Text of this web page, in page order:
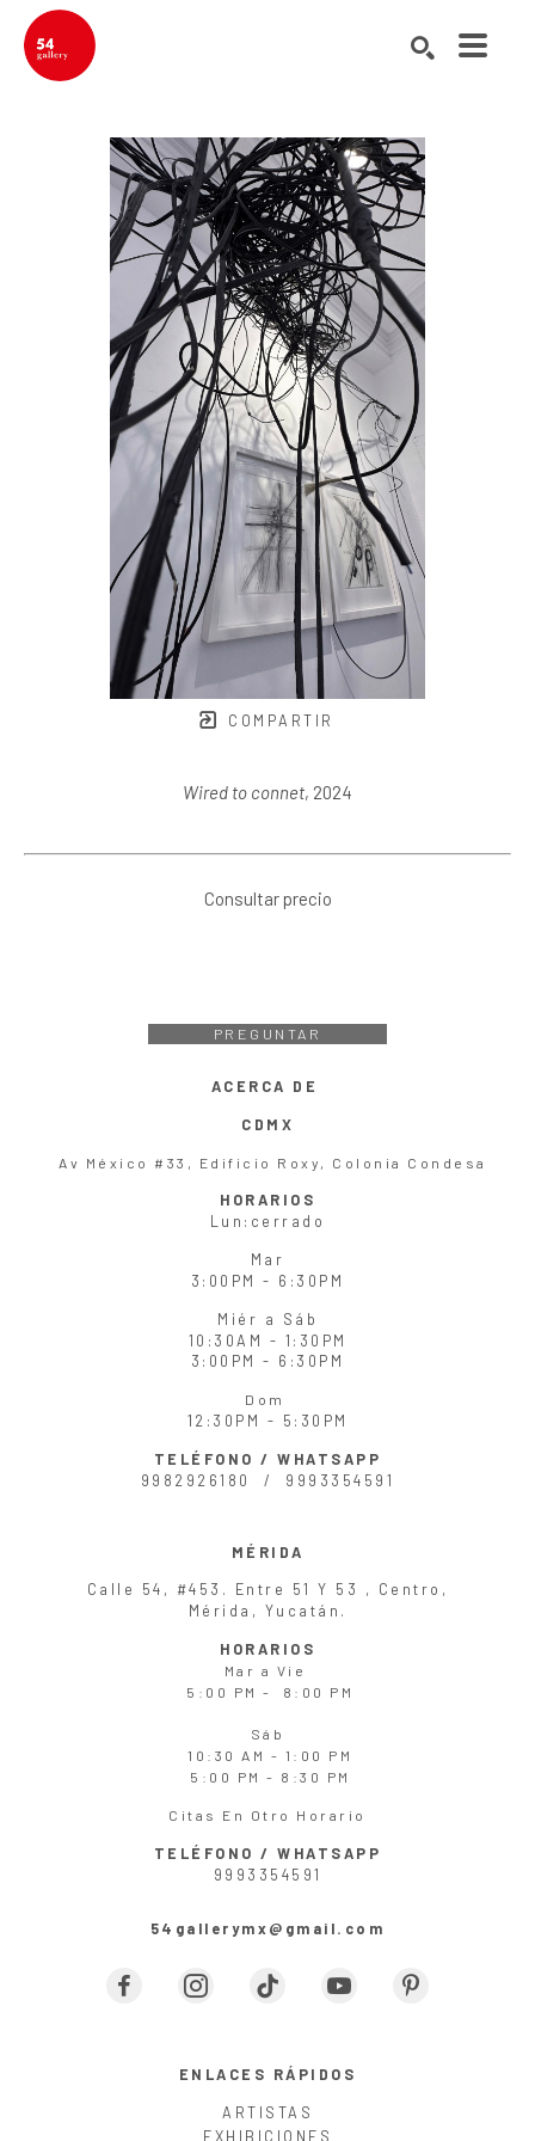
COMPARTIR
Wired to connet, 2024
Consultar precio
PREGUNTAR
ACERCA DE
CDMX
Av México #33, Edificio Roxy, Colonia Condesa
HORARIOS
Lun :cerrado
Mar
3:00PM - 6:30PM
Miér a
Sáb
10:30AM - 1:30PM
3:00PM - 6:30PM
Dom
12:30PM - 5:30PM
TELÉFONO / WHATSAPP
9982926180 / 9993354591
MÉRIDA
Calle 54, #453. Entre 51 Y 53 , Centro,
Mérida, Yucatán.
HORARIOS
Mar a Vie
5:00 PM - 8:00 PM
Sáb
10:30 AM - 1:00 PM
5:00 PM - 8:30 PM
Citas En Otro Horario
TELÉFONO / WHATSAPP
9993354591
54gallerymx@gmail.com
ENLACES RÁPIDOS
ARTISTAS
EXHIBICIONES